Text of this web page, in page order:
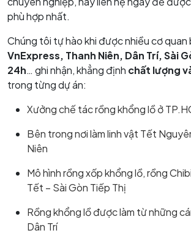
phù hợp nhất.
Chúng tôi tự hào khi được nhiều cơ quan
VnExpress, Thanh Niên, Dân Trí, Sài
24h… ghi nhận, khẳng định chất lượng
trong từng dự án:
Xưởng chế tác rồng khổng lồ ở
Bên trong nơi làm linh vật Tết
Niên
Mô hình rồng xốp khổng lồ, rồng
Tết – Sài Gòn Tiếp Thị
Rồng khổng lồ được làm từ những
Dân Trí